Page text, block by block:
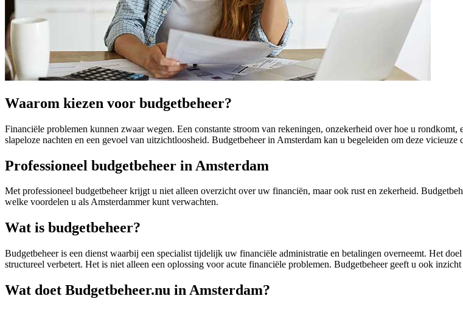
Waarom kiezen voor budgetbeheer?
Financiële problemen kunnen zwaar wegen. Een constante stroom van rekeningen, onzekerheid over hoe u
slapeloze nachten en een gevoel van uitzichtloosheid. Budgetbeheer in Amsterdam kan u begeleiden om deze vicieuze
Professioneel budgetbeheer in Amsterdam
Met professioneel budgetbeheer krijgt u niet alleen overzicht over uw financiën, maar ook rust en zekerheid.
welke voordelen u als Amsterdammer kunt verwachten.
Wat is budgetbeheer?
Budgetbeheer is een dienst waarbij een specialist tijdelijk uw financiële administratie en betalingen overneemt. Het
structureel verbetert. Het is niet alleen een oplossing voor acute financiële problemen. Budgetbeheer geeft u ook
Wat doet Budgetbeheer.nu in Amsterdam?